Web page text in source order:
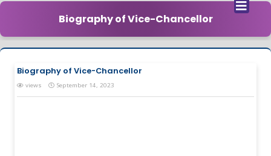
Biography of Vice-Chancellor
Biography of Vice-Chancellor
views September 14, 2023